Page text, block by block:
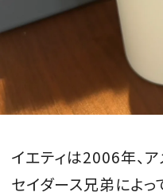
2026-07-23発売
最新号を試し読み
イエティは2006年、
セイダース兄弟によっ